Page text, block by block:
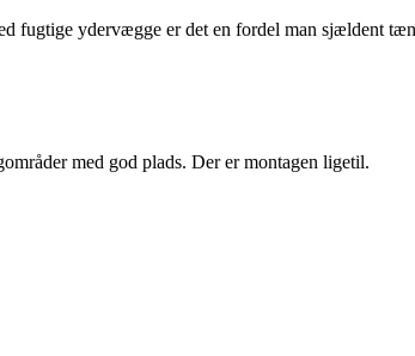
fugtige ydervægge er det en fordel man sjældent
med god plads. Der er montagen ligetil.